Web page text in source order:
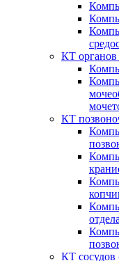
КТ
КТ
КТ сосудов